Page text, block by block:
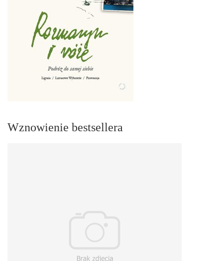
Wznowienie bestsellera